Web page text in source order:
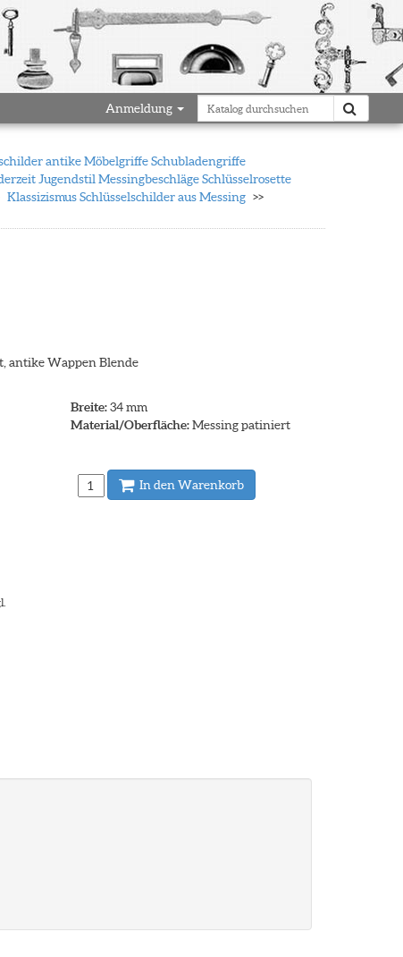
Anmeldung
antike Möbelgriffe Schubladengriffe
Jugendstil Messingbeschläge Schlüsselrosette
Klassizismus Schlüsselschilder aus Messing
antike Wappen Blende
Breite:34 mm
Material/Oberfläche:Messing patiniert
In den Warenkorb